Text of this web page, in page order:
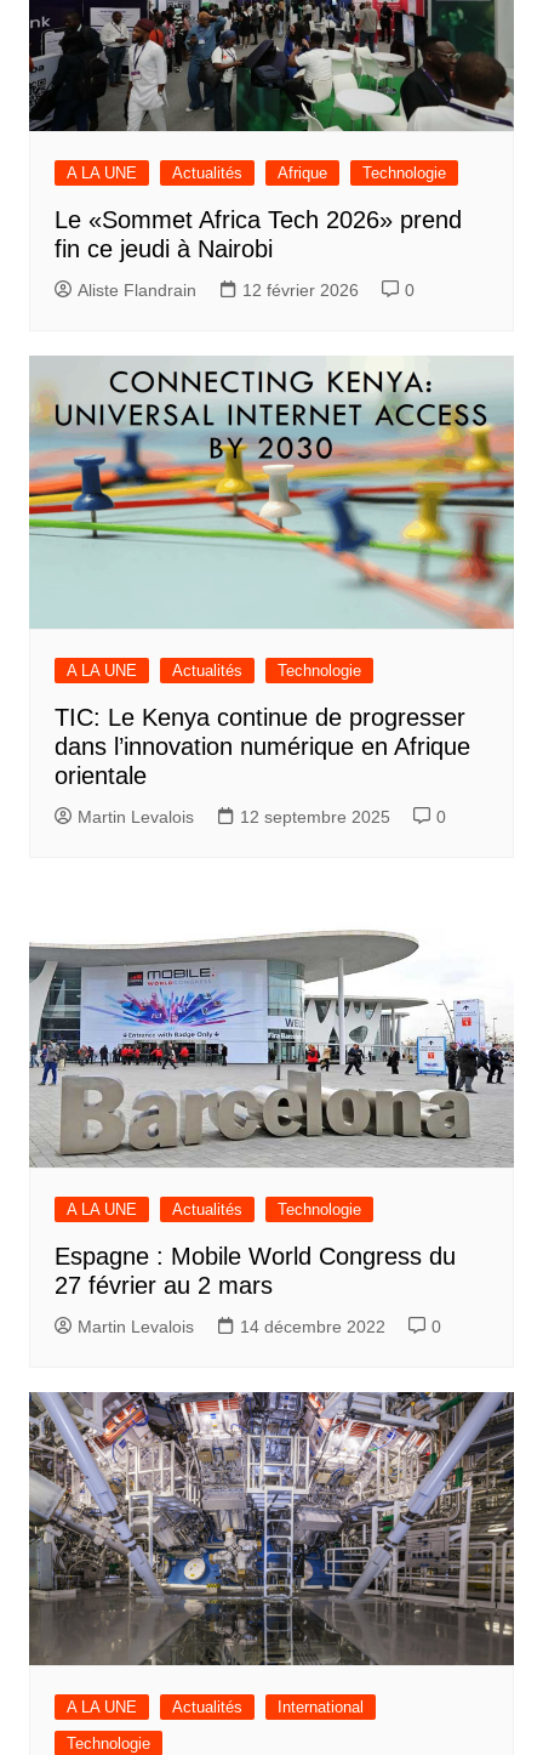
A LA UNE Actualités Afrique Technologie
Le «Sommet Africa Tech 2026» prend
fin ce jeudi à Nairobi
Aliste Flandrain 12 février 2026 0
A LA UNE Actualités Technologie
TIC: Le Kenya continue de progresser
dans l’innovation numérique en Afrique
orientale
Martin Levalois 12 septembre 2025 0
A LA UNE Actualités Technologie
Espagne : Mobile World Congress du
27 février au 2 mars
Martin Levalois 14 décembre 2022 0
A LA UNE Actualités
International
Technologie